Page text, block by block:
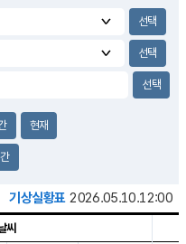
현재
기상실황표 2026.05.10.12:00
씨